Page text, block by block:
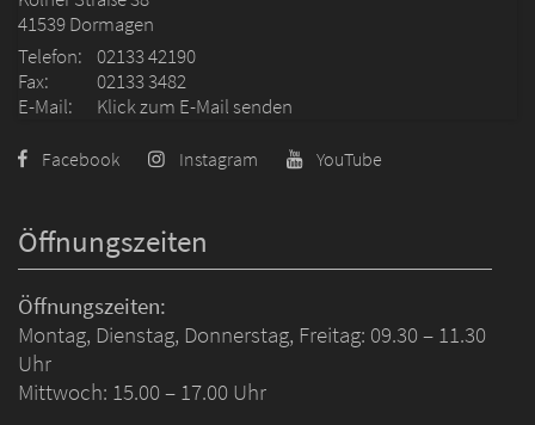
Öffnungszeiten
Öffnungszeiten:
Montag, Dienstag, Donnerstag, Freitag: 09.30 – 11.30
Uhr
Mittwoch: 15.00 – 17.00 Uhr
41539Dormagen
Telefon: 02133 42190
Fax:
02133 3482
E-Mail:
Klick zum E-Mail senden
Facebook Instagram YouTube